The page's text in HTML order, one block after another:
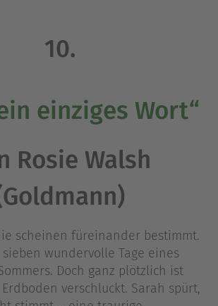
10.
einziges Wort“
Rosie Walsh
scheinen füreinander bestimmt.
wundervolle Tage eines
Doch ganz plötzlich ist
verschluckt. Sarah spürt,